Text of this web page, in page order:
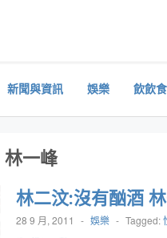
新聞與資訊 娛樂 飲飲
林一峰
林二汶:沒有酗酒
28 9 月, 2011 - 娛樂 - Tagged: